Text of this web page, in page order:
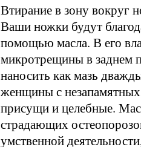
Втирание в зону вокруг
Ваши ножки будут
помощью масла. В его
микротрещины в заднем
наносить как мазь
женщины с
присущи и целебные.
страдающих
умственной